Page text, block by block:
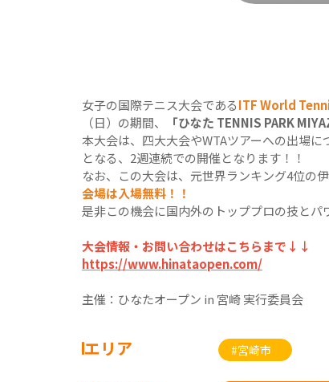
女子の国際テニス大会であるITF World
（日）の期間、
「ひなた TENNIS PARK
本大会は、四大大会やWTAツアーへの出場
となる、2週連続での開催となります！！
なお、この大会は、元世界ランキング4位の
会場は入場無料！！
是非この機会に国内外のトッププロの技とパ
大会情報・お問い合わせはこちらまで↓↓
https://www.hinataopen.com/
主催：ひなたオープン in 宮崎 実行委員会
エリア #宮崎市